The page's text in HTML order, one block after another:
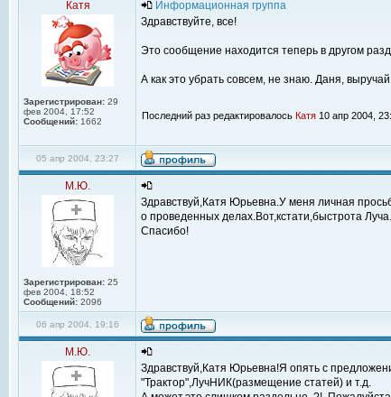
Катя
Зарегистрирован: 29
фев 2004, 17:52
Сообщений: 1662
Информационная группа
Здравствуйте, все!
Это сообщение находится теперь в другом
А как это убрать совсем, не знаю. Даня,
Последний раз редактировалось Катя 10 апр 2004,
05 апр 2004, 23:27
М.Ю.
Зарегистрирован: 25
фев 2004, 18:52
Сообщений: 2096
Здравствуй,Катя Юрьевна.У меня личная
о проведенных делах.Вот,кстати,быстрота Луча.
Спасибо!
06 апр 2004, 19:16
М.Ю.
Здравствуй,Катя Юрьевна!Я опять с
"Трактор",ЛучНИК(размещение статей) и т.д.